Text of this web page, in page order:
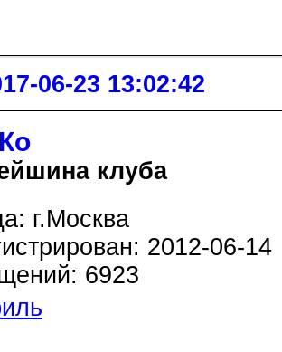
06-23 13:02:42
клуба
г.Москва
2012-06-14
6923